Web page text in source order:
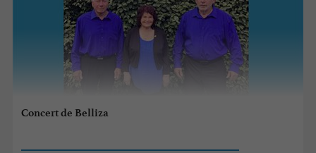
Concert de Belliza